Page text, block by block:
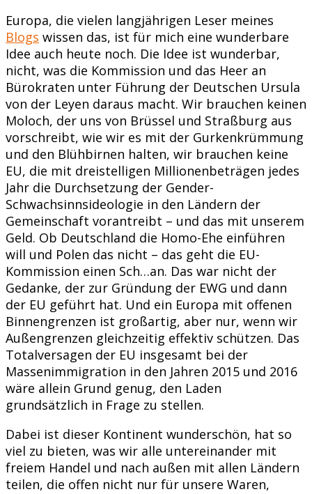
Europa, die vielen langjährigen Leser meines
Blogs wissen das, ist für mich eine wunderbare
Idee auch heute noch. Die Idee ist wunderbar,
nicht, was die Kommission und das Heer an
Bürokraten unter Führung der Deutschen Ursula
von der Leyen daraus macht. Wir brauchen keinen
Moloch, der uns von Brüssel und Straßburg aus
vorschreibt, wie wir es mit der Gurkenkrümmung
und den Blühbirnen halten, wir brauchen keine
EU, die mit dreistelligen Millionenbeträgen jedes
Jahr die Durchsetzung der Gender-
Schwachsinnsideologie in den Ländern der
Gemeinschaft vorantreibt – und das mit unserem
Geld. Ob Deutschland die Homo-Ehe einführen
will und Polen das nicht – das geht die EU-
Kommission einen Sch…an. Das war nicht der
Gedanke, der zur Gründung der EWG und dann
der EU geführt hat. Und ein Europa mit offenen
Binnengrenzen ist großartig, aber nur, wenn wir
Außengrenzen gleichzeitig effektiv schützen. Das
Totalversagen der EU insgesamt bei der
Massenimmigration in den Jahren 2015 und 2016
wäre allein Grund genug, den Laden
grundsätzlich in Frage zu stellen.
Dabei ist dieser Kontinent wunderschön, hat so
viel zu bieten, was wir alle untereinander mit
freiem Handel und nach außen mit allen Ländern
teilen, die offen nicht nur für unsere Waren,